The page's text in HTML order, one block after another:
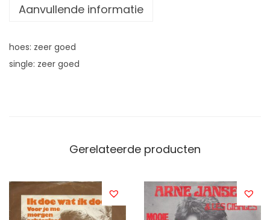
Aanvullende informatie
hoes: zeer goed
single: zeer goed
Gerelateerde producten